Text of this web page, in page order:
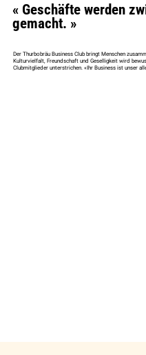
« Geschäfte werden
gemacht. »
Der Thurbobräu Business Club bringt Menschen
Kulturvielfalt, Freundschaft und Geselligkeit wird
Clubmitglieder unterstrichen. «Ihr Business ist unser